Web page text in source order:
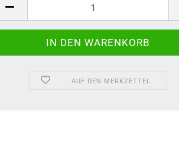
AUF DEN MERKZETTEL